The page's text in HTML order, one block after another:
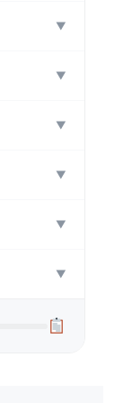
▼
▼
▼
▼
▼
▼